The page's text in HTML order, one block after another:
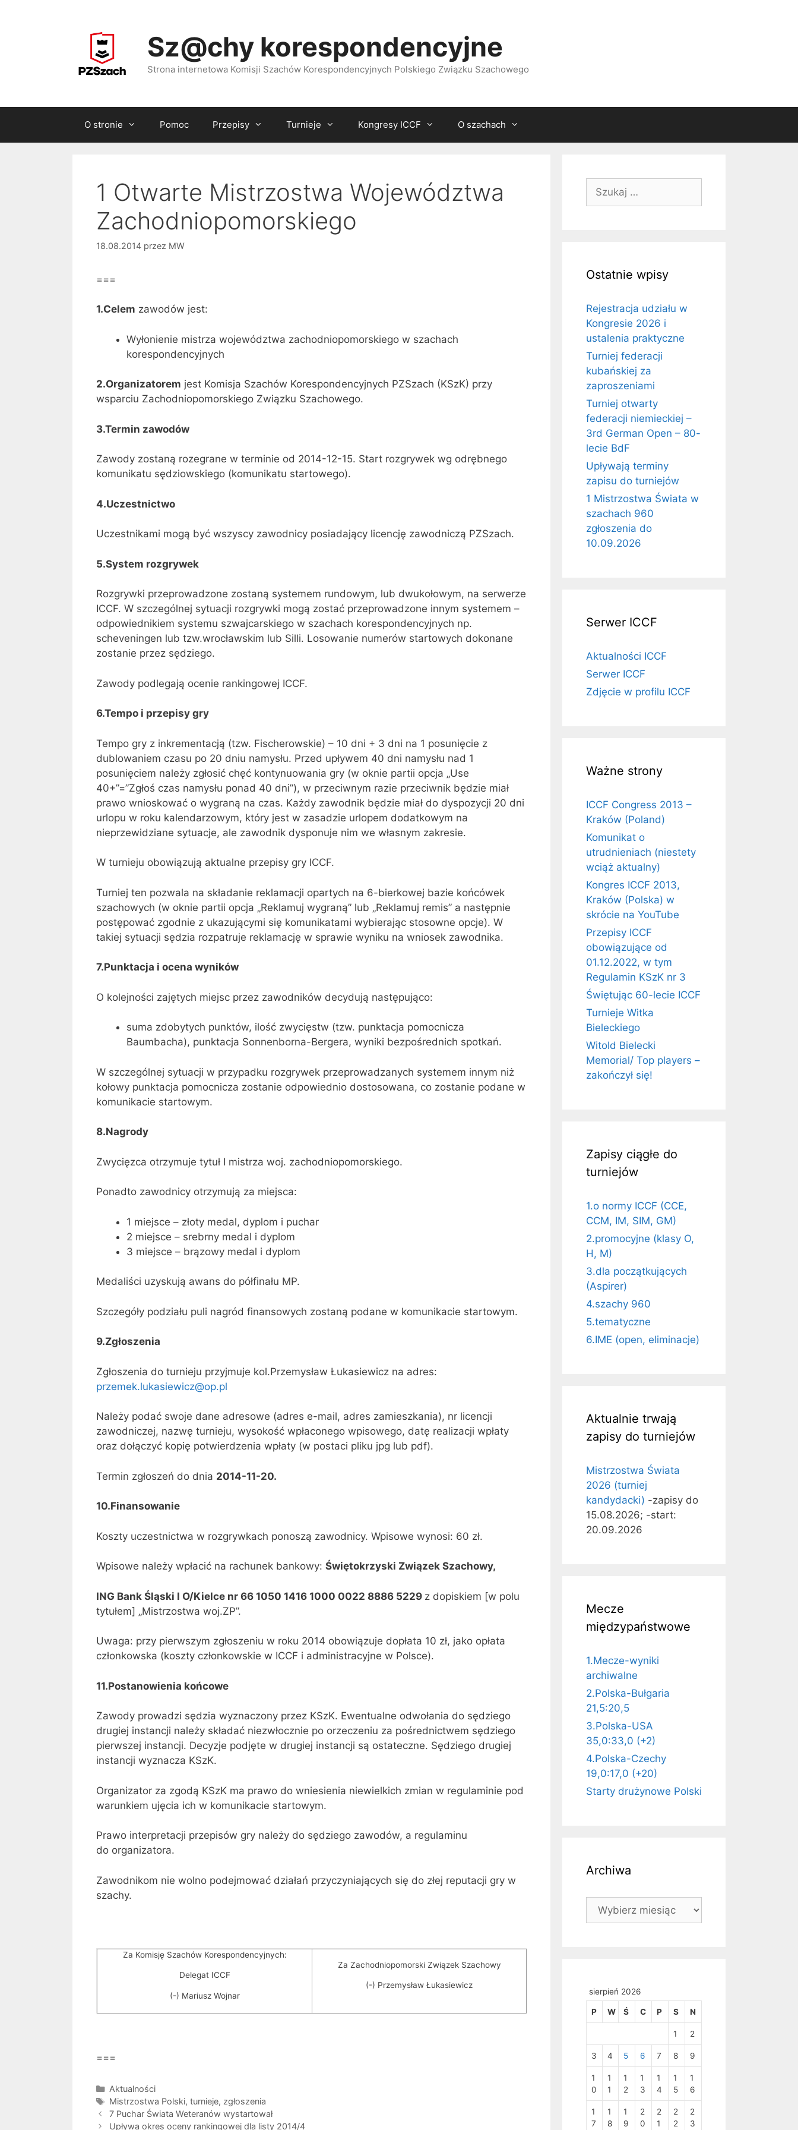
Sz@chy korespondencyjne
Strona internetowa Komisji Szachów Korespondencyjnych Polskiego Związku Szachowego
O stronie Pomoc Przepisy Turnieje Kongresy ICCF O szachach
1 Otwarte Mistrzostwa Województwa
Zachodniopomorskiego
18.08.2014 przez MW
===
1.Celem zawodów jest:
Wyłonienie mistrza województwa zachodniopomorskiego w szachach
korespondencyjnych
2.Organizatorem jest Komisja Szachów Korespondencyjnych PZSzach (KSzK) przy
wsparciu Zachodniopomorskiego Związku Szachowego.
3.Termin zawodów
Zawody zostaną rozegrane w terminie od 2014-12-15. Start rozgrywek wg odrębnego
komunikatu sędziowskiego (komunikatu startowego).
4.Uczestnictwo
Uczestnikami mogą być wszyscy zawodnicy posiadający licencję zawodniczą PZSzach.
5.System rozgrywek
Rozgrywki przeprowadzone zostaną systemem rundowym, lub dwukołowym, na serwerze
ICCF. W szczególnej sytuacji rozgrywki mogą zostać przeprowadzone innym systemem –
odpowiednikiem systemu szwajcarskiego w szachach korespondencyjnych np.
scheveningen lub tzw.wrocławskim lub Silli. Losowanie numerów startowych dokonane
zostanie przez sędziego.
Zawody podlegają ocenie rankingowej ICCF.
6.Tempo i przepisy gry
Tempo gry z inkrementacją (tzw. Fischerowskie) – 10 dni + 3 dni na 1 posunięcie z
dublowaniem czasu po 20 dniu namysłu. Przed upływem 40 dni namysłu nad 1
posunięciem należy zgłosić chęć kontynuowania gry (w oknie partii opcja „Use
40+”=”Zgłoś czas namysłu ponad 40 dni”), w przeciwnym razie przeciwnik będzie miał
prawo wnioskować o wygraną na czas. Każdy zawodnik będzie miał do dyspozycji 20 dni
urlopu w roku kalendarzowym, który jest w zasadzie urlopem dodatkowym na
nieprzewidziane sytuacje, ale zawodnik dysponuje nim we własnym zakresie.
W turnieju obowiązują aktualne przepisy gry ICCF.
Turniej ten pozwala na składanie reklamacji opartych na 6-bierkowej bazie końcówek
szachowych (w oknie partii opcja „Reklamuj wygraną” lub „Reklamuj remis” a następnie
postępować zgodnie z ukazującymi się komunikatami wybierając stosowne opcje). W
takiej sytuacji sędzia rozpatruje reklamację w sprawie wyniku na wniosek zawodnika.
7.Punktacja i ocena wyników
O kolejności zajętych miejsc przez zawodników decydują następująco:
suma zdobytych punktów, ilość zwycięstw (tzw. punktacja pomocnicza
Baumbacha), punktacja Sonnenborna-Bergera, wyniki bezpośrednich spotkań.
W szczególnej sytuacji w przypadku rozgrywek przeprowadzanych systemem innym niż
kołowy punktacja pomocnicza zostanie odpowiednio dostosowana, co zostanie podane w
komunikacie startowym.
8.Nagrody
Zwycięzca otrzymuje tytuł I mistrza woj. zachodniopomorskiego.
Ponadto zawodnicy otrzymują za miejsca:
1 miejsce – złoty medal, dyplom i puchar
2 miejsce – srebrny medal i dyplom
3 miejsce – brązowy medal i dyplom
Medaliści uzyskują awans do półfinału MP.
Szczegóły podziału puli nagród finansowych zostaną podane w komunikacie startowym.
9.Zgłoszenia
Zgłoszenia do turnieju przyjmuje kol.Przemysław Łukasiewicz na adres:
przemek.lukasiewicz@op.pl
Należy podać swoje dane adresowe (adres e-mail, adres zamieszkania), nr licencji
zawodniczej, nazwę turnieju, wysokość wpłaconego wpisowego, datę realizacji wpłaty
oraz dołączyć kopię potwierdzenia wpłaty (w postaci pliku jpg lub pdf).
Termin zgłoszeń do dnia 2014-11-20.
10.Finansowanie
Koszty uczestnictwa w rozgrywkach ponoszą zawodnicy. Wpisowe wynosi: 60 zł.
Wpisowe należy wpłacić na rachunek bankowy: Świętokrzyski Związek Szachowy,
ING Bank Śląski I O/Kielce nr 66 1050 1416 1000 0022 8886 5229 z dopiskiem [w polu
tytułem] „Mistrzostwa woj.ZP”.
Uwaga: przy pierwszym zgłoszeniu w roku 2014 obowiązuje dopłata 10 zł, jako opłata
członkowska (koszty członkowskie w ICCF i administracyjne w Polsce).
11.Postanowienia końcowe
Zawody prowadzi sędzia wyznaczony przez KSzK. Ewentualne odwołania do sędziego
drugiej instancji należy składać niezwłocznie po orzeczeniu za pośrednictwem sędziego
pierwszej instancji. Decyzje podjęte w drugiej instancji są ostateczne. Sędziego drugiej
instancji wyznacza KSzK.
Organizator za zgodą KSzK ma prawo do wniesienia niewielkich zmian w regulaminie pod
warunkiem ujęcia ich w komunikacie startowym.
Prawo interpretacji przepisów gry należy do sędziego zawodów, a regulaminu
do organizatora.
Zawodnikom nie wolno podejmować działań przyczyniających się do złej reputacji gry w
szachy.
Za Komisję Szachów Korespondencyjnych:
Delegat ICCF
(-) Mariusz Wojnar
Za Zachodniopomorski Związek Szachowy
(-) Przemysław Łukasiewicz
===
Kategorie
Aktualności
Tagi
Mistrzostwa Polski, turnieje, zgłoszenia
7 Puchar Świata Weteranów wystartował
Upływa okres oceny rankingowej dla listy 2014/4
Ostatnie wpisy
Rejestracja udziału w
Kongresie 2026 i
ustalenia praktyczne
Turniej federacji
kubańskiej za
zaproszeniami
Turniej otwarty
federacji niemieckiej –
3rd German Open – 80-
lecie BdF
Upływają terminy
zapisu do turniejów
1 Mistrzostwa Świata w
szachach 960
zgłoszenia do
10.09.2026
Serwer ICCF
Aktualności ICCF
Serwer ICCF
Zdjęcie w profilu ICCF
Ważne strony
ICCF Congress 2013 –
Kraków (Poland)
Komunikat o
utrudnieniach (niestety
wciąż aktualny)
Kongres ICCF 2013,
Kraków (Polska) w
skrócie na YouTube
Przepisy ICCF
obowiązujące od
01.12.2022, w tym
Regulamin KSzK nr 3
Świętując 60-lecie ICCF
Turnieje Witka
Bieleckiego
Witold Bielecki
Memorial/ Top players –
zakończył się!
Zapisy ciągłe do
turniejów
1.o normy ICCF (CCE,
CCM, IM, SIM, GM)
2.promocyjne (klasy O,
H, M)
3.dla początkujących
(Aspirer)
4.szachy 960
5.tematyczne
6.IME (open, eliminacje)
Aktualnie trwają
zapisy do turniejów
Mistrzostwa Świata
2026 (turniej
kandydacki) -zapisy do
15.08.2026; -start:
20.09.2026
Mecze
międzypaństwowe
1.Mecze-wyniki
archiwalne
2.Polska-Bułgaria
21,5:20,5
3.Polska-USA
35,0:33,0 (+2)
4.Polska-Czechy
19,0:17,0 (+20)
Starty drużynowe Polski
Archiwa
Archiwa
sierpień 2026
P W Ś C P S N
1 2
3 4 5 6 7 8 9
1
0
1
1
1
2
1
3
1
4
1
5
1
6
1
7
1
8
1
9
2
0
2
1
2
2
2
3